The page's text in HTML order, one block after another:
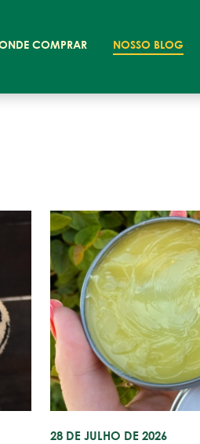
COMPRAR NOSSO BLOG
28 DE JULHO DE 2026